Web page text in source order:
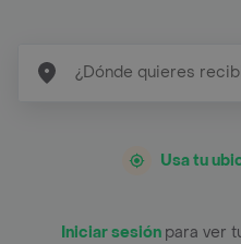
Usa tu
Iniciar sesión para ver